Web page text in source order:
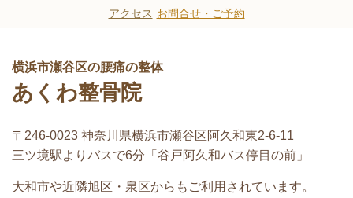
アクセス お問合せ・ご予約
横浜市瀬谷区の腰痛の整体
あくわ整骨院
〒246-0023 神奈川県横浜市瀬谷区阿久和東2-6-11
三ツ境駅よりバスで6分「谷戸阿久和バス停目の前」
大和市や近隣旭区・泉区からもご利用されています。